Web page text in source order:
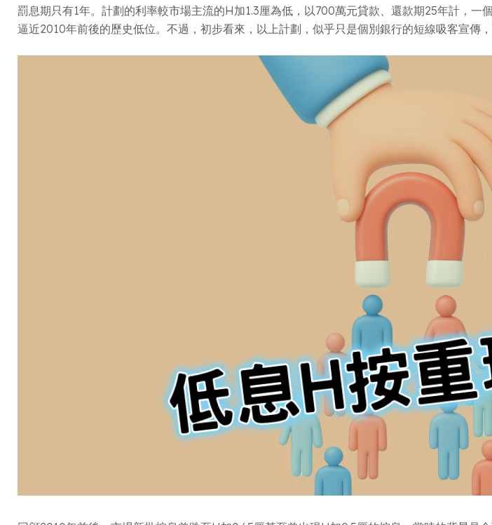
罰息期只有1年。計劃的利率較市場主流的H加1.3厘為低，以700萬元貸款、還款期25年計，
逼近2010年前後的歷史低位。不過，初步看來，以上計劃，似乎只是個別銀行的短線吸客宣傳